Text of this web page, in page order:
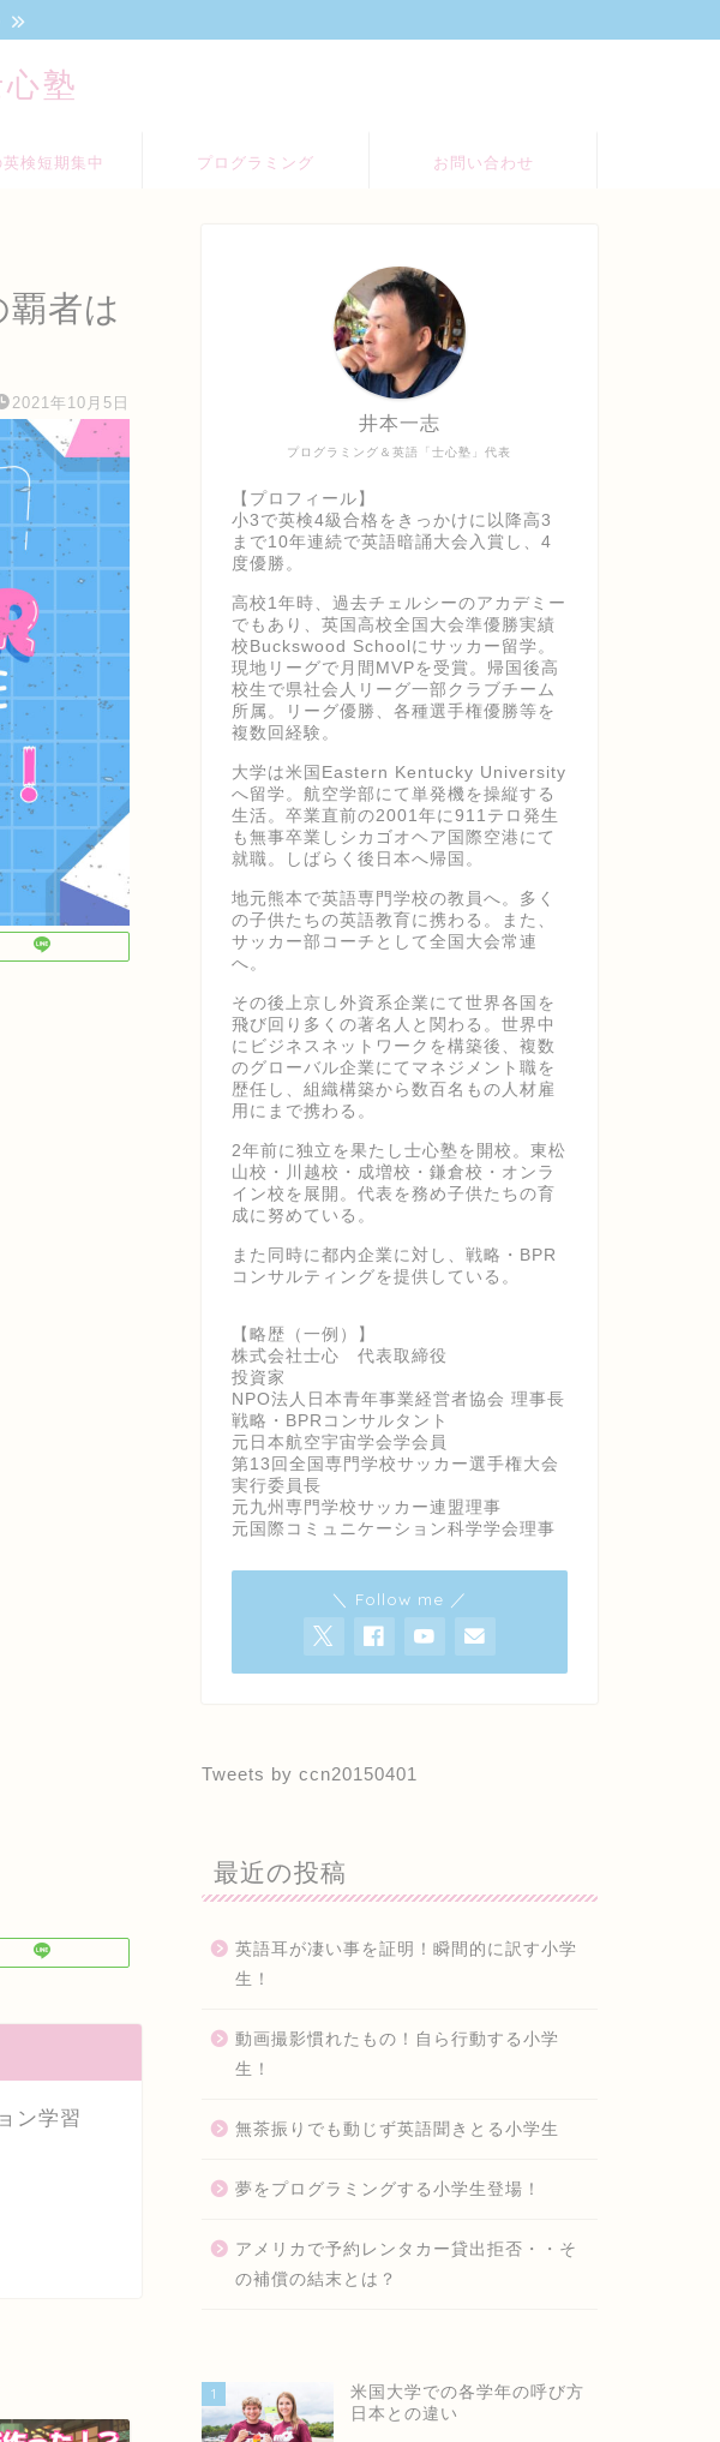
塾
検短期集中 プログラミング お問い合わせ
者は
2021年10月5日
ン学習
プログラミング＆英語「士心塾」代表
井本一志
【プロフィール】
小3で英検4級合格をきっかけに以降高3
まで10年連続で英語暗誦大会入賞し、4
度優勝。
高校1年時、過去チェルシーのアカデミー
でもあり、英国高校全国大会準優勝実績
校Buckswood Schoolにサッカー留学。
現地リーグで月間MVPを受賞。帰国後高
校生で県社会人リーグ一部クラブチーム
所属。リーグ優勝、各種選手権優勝等を
複数回経験。
大学は米国Eastern Kentucky University
へ留学。航空学部にて単発機を操縦する
生活。卒業直前の2001年に911テロ発生
も無事卒業しシカゴオヘア国際空港にて
就職。しばらく後日本へ帰国。
地元熊本で英語専門学校の教員へ。多く
の子供たちの英語教育に携わる。また、
サッカー部コーチとして全国大会常連
へ。
その後上京し外資系企業にて世界各国を
飛び回り多くの著名人と関わる。世界中
にビジネスネットワークを構築後、複数
のグローバル企業にてマネジメント職を
歴任し、組織構築から数百名もの人材雇
用にまで携わる。
2年前に独立を果たし士心塾を開校。東松
山校・川越校・成増校・鎌倉校・オンラ
イン校を展開。代表を務め子供たちの育
成に努めている。
また同時に都内企業に対し、戦略・BPR
コンサルティングを提供している。
【略歴（一例）】
株式会社士心 代表取締役
投資家
NPO法人日本青年事業経営者協会 理事長
戦略・BPRコンサルタント
元日本航空宇宙学会学会員
第13回全国専門学校サッカー選手権大会
実行委員長
元九州専門学校サッカー連盟理事
元国際コミュニケーション科学学会理事
＼ Follow me ／
Tweets by ccn20150401
最近の投稿
英語耳が凄い事を証明！瞬間的に訳す小学
生！
動画撮影慣れたもの！自ら行動する小学
生！
無茶振りでも動じず英語聞きとる小学生
夢をプログラミングする小学生登場！
アメリカで予約レンタカー貸出拒否・・そ
の補償の結末とは？
1
米国大学での各学年の呼び方
日本との違い